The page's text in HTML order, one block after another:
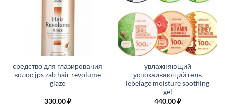
средство для глазирования
волос jps zab hair revolume
glaze
330.00₽
увлажняющий
успокаивающий гель
lebelage moisture soothing
gel
440.00₽